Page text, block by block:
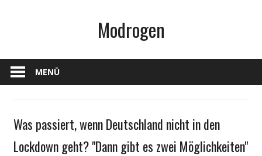
Modrogen
MENÜ
Was passiert, wenn Deutschland nicht in den
Lockdown geht? "Dann gibt es zwei Möglichkeiten"